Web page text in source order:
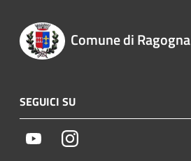
Comune di Ragogna
SEGUICI SU
YoutubeInstagram